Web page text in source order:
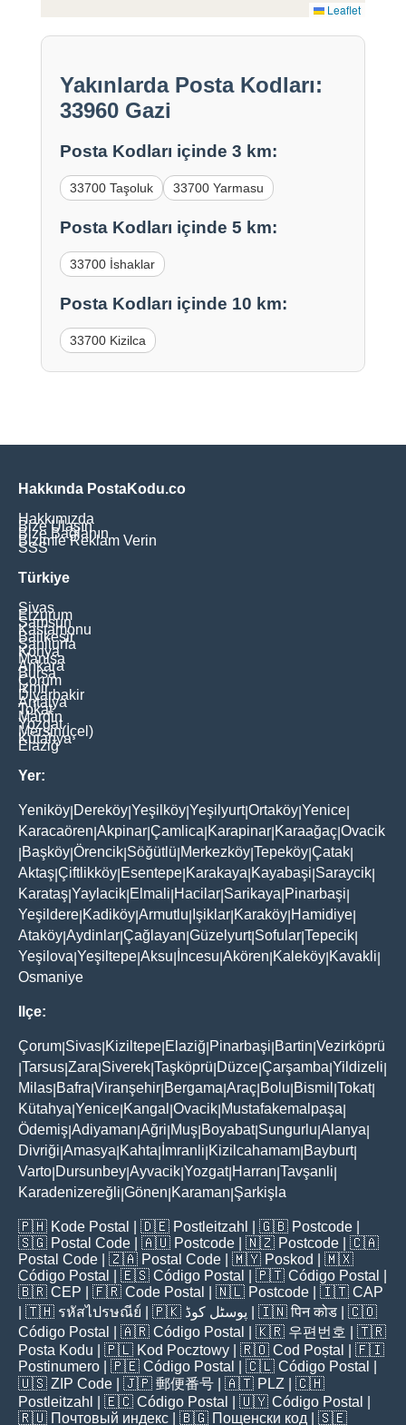
Leaflet
Yakınlarda Posta Kodları:
33960 Gazi
Posta Kodları içinde 3 km:
33700 Taşoluk 33700 Yarmasu
Posta Kodları içinde 5 km:
33700 İshaklar
Posta Kodları içinde 10 km:
33700 Kizilca
Hakkında PostaKodu.co
Hakkımızda
Bize Ulaşın
Bize Bağlanın
Bizimle Reklam Verin
SSS
Türkiye
Sivas
Erzurum
Samsun
Kastamonu
Balikesir
Şanliurfa
Konya
Manisa
Ankara
Bursa
Çorum
İzmir
Diyarbakir
Antalya
Tokat
Mardin
Yozgat
Mersin(İçel)
Kütahya
Elaziğ
Yer:
Yeniköy Dereköy Yeşilköy Yeşilyurt|Ortaköy Yenice
Karacaören Akpinar Çamlica Karapinar Karaağaç Ovacik
Başköy Örencik Söğütlü Merkezköy Tepeköy Çatak
Aktaş Çiftlikköy Esentepe Karakaya Kayabaşi Saraycik
Karataş Yaylacik Elmali Hacilar Sarikaya Pinarbaşi
Yeşildere Kadiköy Armutlu Işiklar Karaköy Hamidiye
Ataköy Aydinlar Çağlayan Güzelyurt| Sofular Tepecik
Yeşilova Yeşiltepe Aksu İncesu Akören Kaleköy Kavakli
Osmaniye
Ilçe:
Çorum Sivas Kiziltepe Elaziğ Pinarbaşi Bartin Vezirköprü
Tarsus Zara Siverek Taşköprü Düzce Çarşamba Yildizeli
Milas Bafra Viranşehir Bergama Araç Bolu Bismil Tokat|
Kütahya Yenice Kangal Ovacik Mustafakemalpaşa
Ödemiş Adiyaman Ağri Muş Boyabat| Sungurlu Alanya
Divriği Amasya Kahta İmranli Kizilcahamam Bayburt|
Varto Dursunbey Ayvacik Yozgat| Harran Tavşanli
Karadenizereğli Gönen Karaman Şarkişla
🇵🇭 Kode Postal | 🇩🇪 Postleitzahl | 🇬🇧 Postcode
🇸🇬 Postal Code | 🇦🇺 Postcode | 🇳🇿 Postcode | 🇨🇦
Postal Code | 🇿🇦 Postal Code | 🇲🇾 Poskod
| 🇲🇽
Código Postal
| 🇪🇸 Código Postal | 🇵🇹 Código Postal
🇧🇷 CEP | 🇫🇷 Code Postal | 🇳🇱 Postcode | 🇮🇹 CAP
| 🇹🇭 รหัสไปรษณีย์ | 🇵🇰 پوسٹل کوڈ | 🇮🇳पिन कोड | 🇨🇴
Código Postal
| 🇦🇷 Código Postal | 🇰🇷 우편번호
| 🇹🇷
Posta Kodu | 🇵🇱 Kod Pocztowy | 🇷🇴 Cod Poștal
| 🇫🇮
Postinumero | 🇵🇪 Código Postal | 🇨🇱 Código Postal
🇺🇸 ZIP Code | 🇯🇵 郵便番号 | 🇦🇹 PLZ | 🇨🇭
Postleitzahl
| 🇪🇨 Código Postal | 🇺🇾 Código Postal
🇷🇺 Почтовый индекс | 🇧🇬 Пощенски код | 🇸🇪